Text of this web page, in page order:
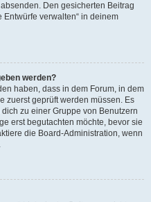
Den gesicherten Beitrag
Entwürfe verwalten“ in deinem
werden?
haben, dass in dem Forum, in dem
zuerst geprüft werden müssen. Es
zu einer Gruppe von Benutzern
erst begutachten möchte, bevor sie
die Board-Administration, wenn